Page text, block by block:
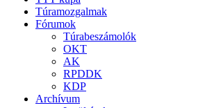
Túramozgalmak
Fórumok
Túrabeszámolók
OKT
AK
RPDDK
KDP
Archívum